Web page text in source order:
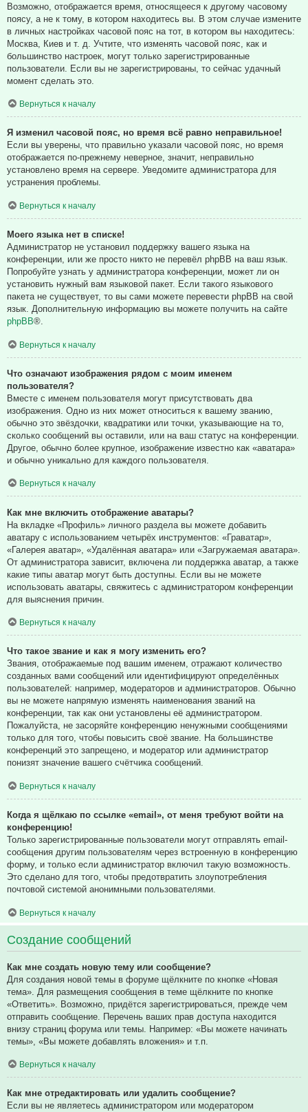
Возможно, отображается время, относящееся к другому часовому
поясу, а не к тому, в котором находитесь вы. В этом случае измените
в личных настройках часовой пояс на тот, в котором вы находитесь:
Москва, Киев и т. д. Учтите, что изменять часовой пояс, как и
большинство настроек, могут только зарегистрированные
пользователи. Если вы не зарегистрированы, то сейчас удачный
момент сделать это.
Вернуться к началу
Я изменил часовой пояс, но время всё равно неправильное!
Если вы уверены, что правильно указали часовой пояс, но время
отображается по-прежнему неверное, значит, неправильно
установлено время на сервере. Уведомите администратора для
устранения проблемы.
Вернуться к началу
Моего языка нет в списке!
Администратор не установил поддержку вашего языка на
конференции, или же просто никто не перевёл phpBB на ваш язык.
Попробуйте узнать у администратора конференции, может ли он
установить нужный вам языковой пакет. Если такого языкового
пакета не существует, то вы сами можете перевести phpBB на свой
язык. Дополнительную информацию вы можете получить на сайте
phpBB®.
Вернуться к началу
Что означают изображения рядом с моим именем
пользователя?
Вместе с именем пользователя могут присутствовать два
изображения. Одно из них может относиться к вашему званию,
обычно это звёздочки, квадратики или точки, указывающие на то,
сколько сообщений вы оставили, или на ваш статус на конференции.
Другое, обычно более крупное, изображение известно как «аватара»
и обычно уникально для каждого пользователя.
Вернуться к началу
Как мне включить отображение аватары?
На вкладке «Профиль» личного раздела вы можете добавить
аватару с использованием четырёх инструментов: «Граватар»,
«Галерея аватар», «Удалённая аватара» или «Загружаемая аватара».
От администратора зависит, включена ли поддержка аватар, а также
какие типы аватар могут быть доступны. Если вы не можете
использовать аватары, свяжитесь с администратором конференции
для выяснения причин.
Вернуться к началу
Что такое звание и как я могу изменить его?
Звания, отображаемые под вашим именем, отражают количество
созданных вами сообщений или идентифицируют определённых
пользователей: например, модераторов и администраторов. Обычно
вы не можете напрямую изменять наименования званий на
конференции, так как они установлены её администратором.
Пожалуйста, не засоряйте конференцию ненужными сообщениями
только для того, чтобы повысить своё звание. На большинстве
конференций это запрещено, и модератор или администратор
понизят значение вашего счётчика сообщений.
Вернуться к началу
Когда я щёлкаю по ссылке «email», от меня требуют войти на
конференцию!
Только зарегистрированные пользователи могут отправлять email-
сообщения другим пользователям через встроенную в конференцию
форму, и только если администратор включил такую возможность.
Это сделано для того, чтобы предотвратить злоупотребления
почтовой системой анонимными пользователями.
Вернуться к началу
Создание сообщений
Как мне создать новую тему или сообщение?
Для создания новой темы в форуме щёлкните по кнопке «Новая
тема». Для размещения сообщения в теме щёлкните по кнопке
«Ответить». Возможно, придётся зарегистрироваться, прежде чем
отправить сообщение. Перечень ваших прав доступа находится
внизу страниц форума или темы. Например: «Вы можете начинать
темы», «Вы можете добавлять вложения» и т.п.
Вернуться к началу
Как мне отредактировать или удалить сообщение?
Если вы не являетесь администратором или модератором